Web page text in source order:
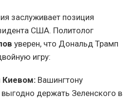
заслуживает позиция
США. Политолог
уверен, что Дональд Трамп
игру:
Киевом: Вашингтону
выгодно держать Зеленского в